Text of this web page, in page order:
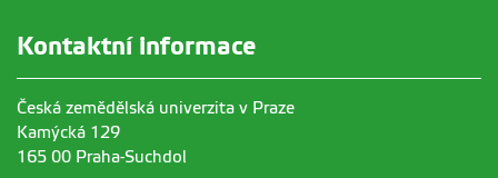
Kontaktní informace
Česká zemědělská univerzita v Praze
Kamýcká 129
165 00 Praha-Suchdol